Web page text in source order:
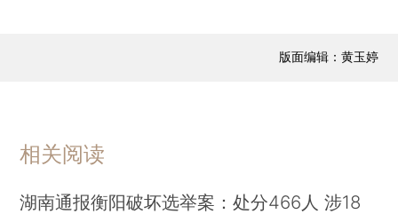
版面编辑：黄玉婷
相关阅读
湖南通报衡阳破坏选举案：处分466人 涉18